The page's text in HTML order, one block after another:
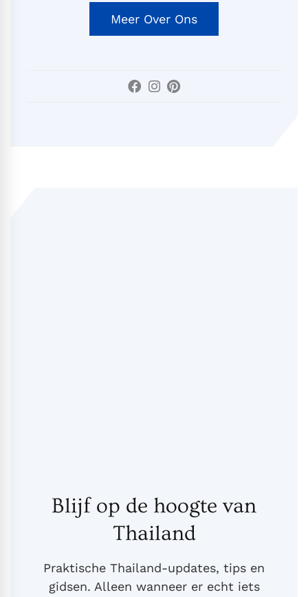
Meer Over Ons
Blijf op de hoogte van
Thailand
Praktische Thailand-updates, tips en
gidsen. Alleen wanneer er echt iets